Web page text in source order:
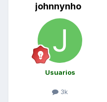
johnnynho
Usuarios
3k